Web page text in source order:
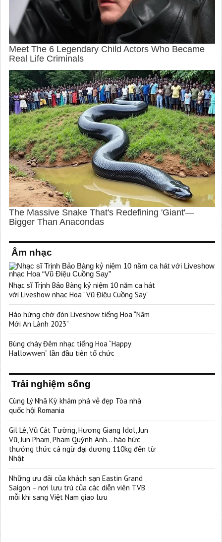
Âm nhạc
Nhạc sĩ Trịnh Bảo Bàng kỷ niệm 10 năm ca hát
với Liveshow nhạc Hoa “Vũ Điệu Cuồng Say”
Hào hứng chờ đón Liveshow tiếng Hoa “Năm
Mới An Lành 2023”
Bùng cháy Đêm nhạc tiếng Hoa “Happy
Hallowwen” lần đầu tiên tổ chức
Trải nghiệm sống
Cùng Lý Nhã Kỳ khám phá vẻ đẹp Tòa nhà
quốc hội Romania
Gil Lê, Vũ Cát Tường, Hương Giang Idol, Jun
Vũ, Jun Phạm, Phạm Quỳnh Anh… háo hức
thưởng thức cá ngừ đại dương 110kg đến từ
Nhật
Những ưu đãi của khách sạn Eastin Grand
Saigon – nơi lưu trú của các diễn viên TVB
mỗi khi sang Việt Nam giao lưu